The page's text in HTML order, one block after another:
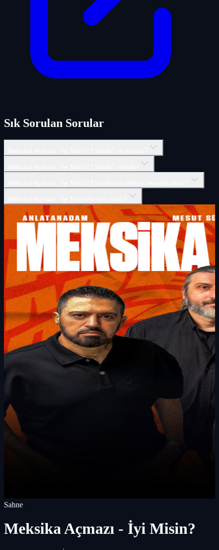
Sık Sorulan Sorular
Sahne
Meksika Açmazı - İyi Misin?